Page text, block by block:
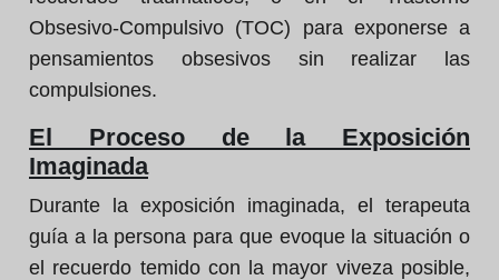
Obsesivo-Compulsivo (TOC) para exponerse a
pensamientos obsesivos sin realizar las
compulsiones.
El Proceso de la Exposición
Imaginada
Durante la exposición imaginada, el terapeuta
guía a la persona para que evoque la situación o
el recuerdo temido con la mayor viveza posible,